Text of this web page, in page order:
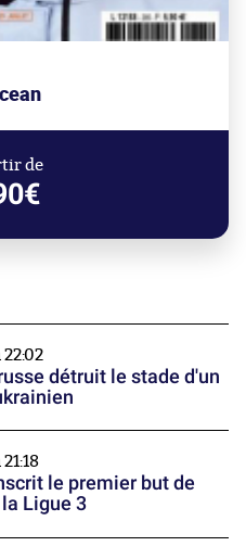
de
détruit le stade d'un
le premier but de
Ligue 3